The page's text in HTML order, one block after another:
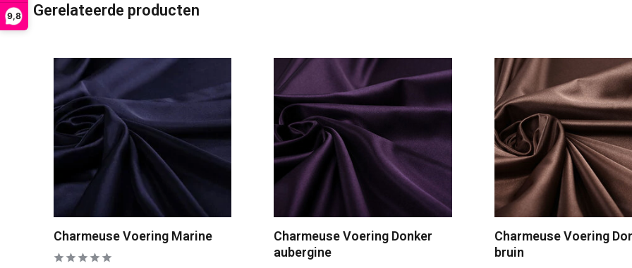
9,8 Gerelateerde producten
Charmeuse Voering Marine
Charmeuse Voering Donker
aubergine
Charmeuse Voering
bruin